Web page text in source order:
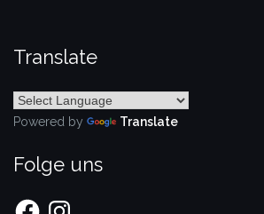
Translate
Powered by Translate
Folge uns
FacebookInstagram